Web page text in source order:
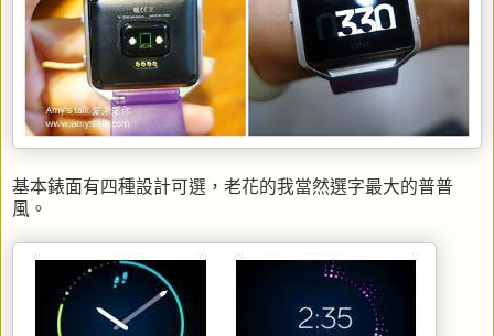
基本錶面有四種設計可選，老花的我當然選字最大的普普
風。